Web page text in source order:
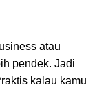
atau
pendek. Jadi
kalau kamu